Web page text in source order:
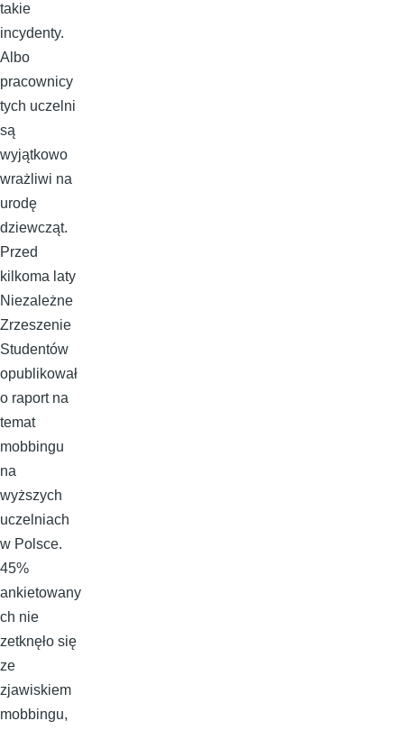
takie
incydenty.
Albo
pracownicy
tych uczelni
są
wyjątkowo
wrażliwi na
urodę
dziewcząt.
Przed
kilkoma laty
Niezależne
Zrzeszenie
Studentów
opublikował
o raport na
temat
mobbingu
na
wyższych
uczelniach
w Polsce.
45%
ankietowany
ch nie
zetknęło się
ze
zjawiskiem
mobbingu,